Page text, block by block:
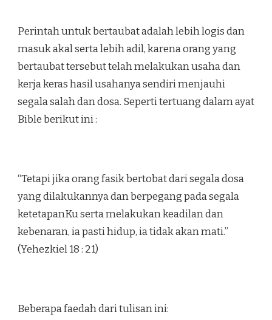
Perintah untuk bertaubat adalah lebih logis dan
masuk akal serta lebih adil, karena orang yang
bertaubat tersebut telah melakukan usaha dan
kerja keras hasil usahanya sendiri menjauhi
segala salah dan dosa. Seperti tertuang dalam ayat
Bible berikut ini :
“Tetapi jika orang fasik bertobat dari segala dosa
yang dilakukannya dan berpegang pada segala
ketetapanKu serta melakukan keadilan dan
kebenaran, ia pasti hidup, ia tidak akan mati.”
(Yehezkiel 18 : 21)
Beberapa faedah dari tulisan ini: